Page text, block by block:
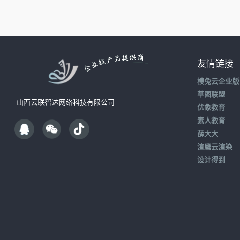
山西云联智达网络科技有限公司
友情链接
模兔云企业版
草图联盟
优象教育
素人教育
薛大大
渲鹰云渲染
设计得到